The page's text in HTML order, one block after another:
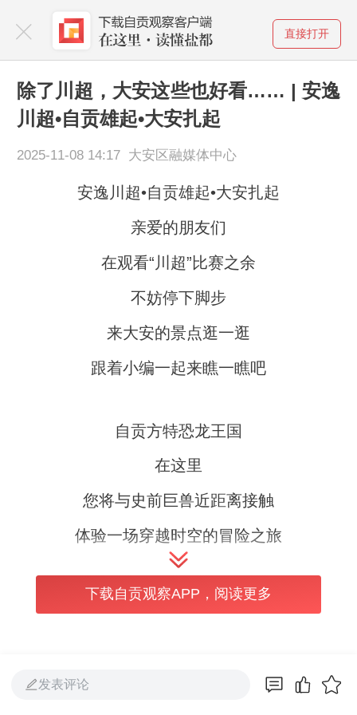
直接打开
除了川超，大安这些也好看…… | 安逸
川超•自贡雄起•大安扎起
2025-11-08 14:17 大安区融媒体中心
安逸川超•自贡雄起•大安扎起
亲爱的朋友们
在观看“川超”比赛之余
不妨停下脚步
来大安的景点逛一逛
跟着小编一起来瞧一瞧吧
自贡方特恐龙王国
在这里
您将与史前巨兽近距离接触
体验一场穿越时空的冒险之旅
逼真的恐龙模型
刺激的游乐设施
下载自贡观察APP，阅读更多
发表评论